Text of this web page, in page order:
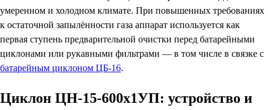
умеренном и холодном климате. При повышенных требованиях
к остаточной запылённости газа аппарат используется как
первая ступень предварительной очистки перед батарейными
циклонами или рукавными фильтрами — в том числе в связке с
батарейным циклоном ЦБ-16.
Циклон ЦН-15-600х1УП: устройство и